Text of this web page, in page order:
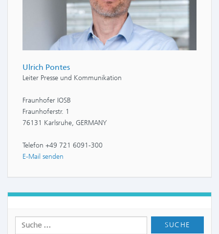
Ulrich Pontes
Leiter Presse und Kommunikation
Fraunhofer IOSB
Fraunhoferstr. 1
76131 Karlsruhe, GERMANY
Telefon +49 721 6091-300
E-Mail senden